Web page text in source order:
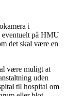
i
eventuelt på HMU
det skal være en
være muligt at
uden
til hospital om